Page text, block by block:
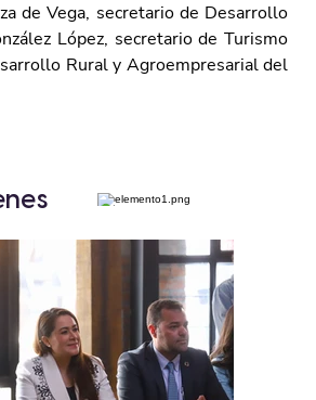
de Vega, secretario de Desarrollo
López, secretario de Turismo
Rural y Agroempresarial del